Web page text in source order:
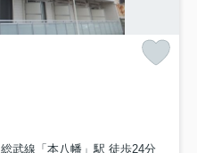
総武線「本八幡」駅 徒歩24分